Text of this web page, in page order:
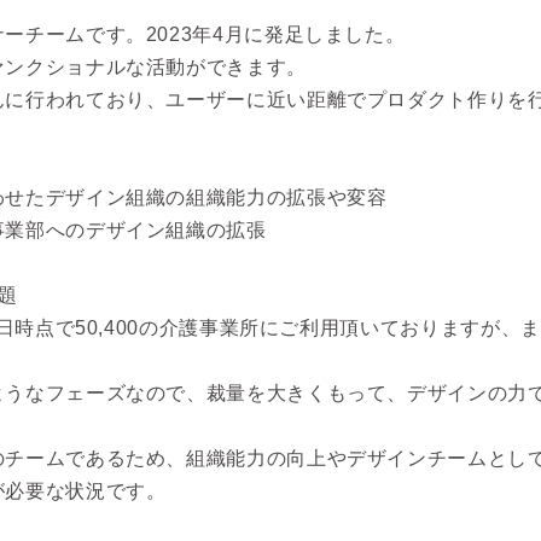
チームです。2023年4月に発足しました。
クショナルな活動ができます。
行われており、ユーザーに近い距離でプロダクト作りを
たデザイン組織の組織能力の拡張や変容
部へのデザイン組織の拡張
時点で50,400の介護事業所にご利用頂いておりますが、
なフェーズなので、裁量を大きくもって、デザインの力
ームであるため、組織能力の向上やデザインチームとし
要な状況です。